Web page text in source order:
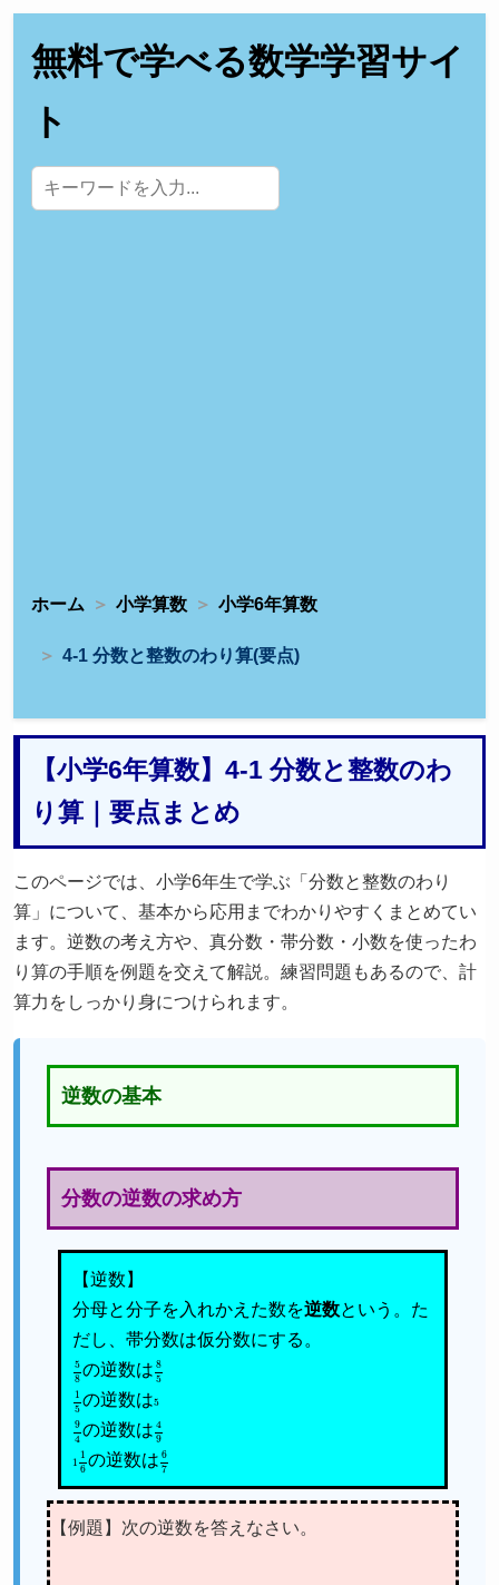
無料で学べる数学学習サイ
ト
サイト内検索
ホーム 小学算数 小学6年算数
4-1 分数と整数のわり算(要点)
【小学6年算数】4-1 分数と整数のわ
り算｜要点まとめ
このページでは、小学6年生で学ぶ「分数と整数のわり
算」について、基本から応用までわかりやすくまとめてい
ます。逆数の考え方や、真分数・帯分数・小数を使ったわ
り算の手順を例題を交えて解説。練習問題もあるので、計
算力をしっかり身につけられます。
逆数の基本
分数の逆数の求め方
【逆数】
分母と分子を入れかえた数を逆数という。た
だし、帯分数は仮分数にする。
58の逆数は 85
1 5の逆数は5
94の逆数は 49
1 1 6の逆数は 67
【例題】次の逆数を答えなさい。